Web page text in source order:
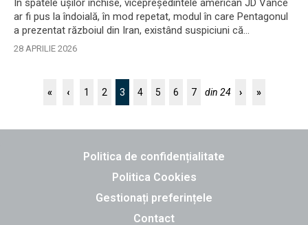
În spatele ușilor închise, vicepreședintele american JD Vance
ar fi pus la îndoială, în mod repetat, modul în care Pentagonul
a prezentat războiul din Iran, existând suspiciuni că...
28 APRILIE 2026
« ‹ 1 2 3 4 5 6 7 din 24 › »
Politica de confidențialitate
Politica Cookies
Gestionați preferințele
Contact